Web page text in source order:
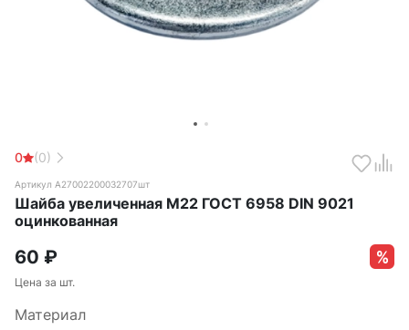
0 (0)
Артикул А27002200032707шт
Шайба увеличенная М22 ГОСТ 6958 DIN 9021
оцинкованная
60 ₽
Цена за шт.
Материал